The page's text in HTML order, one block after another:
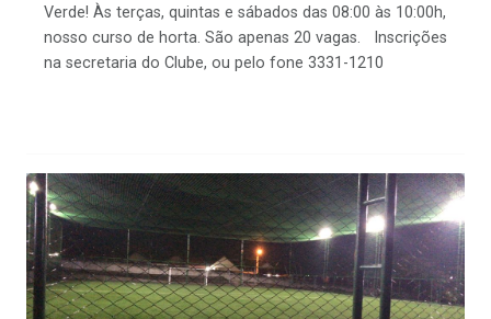
Verde! Às terças, quintas e sábados das 08:00 às 10:00h,
nosso curso de horta. São apenas 20 vagas. Inscrições
na secretaria do Clube, ou pelo fone 3331-1210